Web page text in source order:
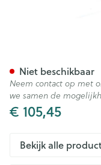
€ 105,45
Niet beschikbaar
Neem contact op met
we samen de
Bekijk alle